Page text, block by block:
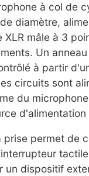
à col de
diamètre,
mâle à 3
Un
à partir
circuits sont
du
permet de
un dispositif